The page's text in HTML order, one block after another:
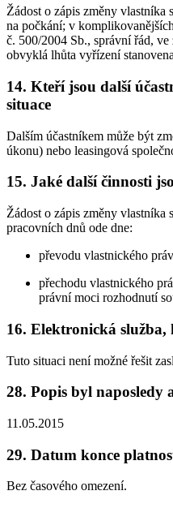
Žádost o zápis změny
na počkání; v
č. 500/2004 Sb., správní řád,
obvyklá lhůta vyřízení
14. Kteří jsou další
situace
Dalším účastníkem může být
úkonu) nebo leasingová
15. Jaké další činnosti
Žádost o zápis změny
pracovních dnů ode dne:
převodu vlastnického
přechodu vlastnického
právní moci rozhodnutí
16. Elektronická služba,
Tuto situaci není možné řešit
28. Popis byl naposledy
11.05.2015
29. Datum konce
Bez časového omezení.